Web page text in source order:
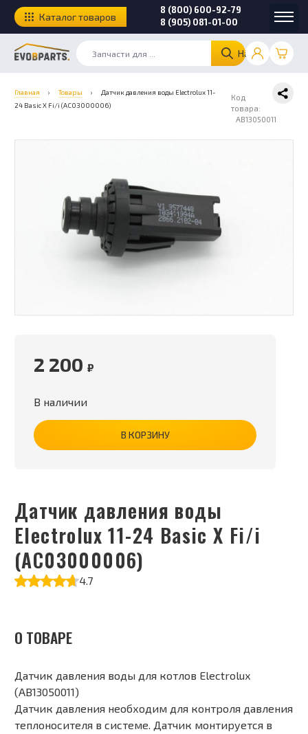
Найти
8 (800) 600-92-79
8 (905) 081-01-00
Каталог товаров
Главная › Товары ›
Датчик давления воды Electrolux 11-
24 Basic X Fi/i (AC03000006)
Код
товара:
AB13050011
Датчик давления воды
Electrolux 11-24 Basic X Fi/i
(AC03000006)
4.7
2 200 ₽
В наличии
В КОРЗИНУ
О ТОВАРЕ
Датчик давления воды для котлов Electrolux
(AB13050011)
Датчик давления необходим для контроля давления
теплоносителя в системе. Датчик монтируется в